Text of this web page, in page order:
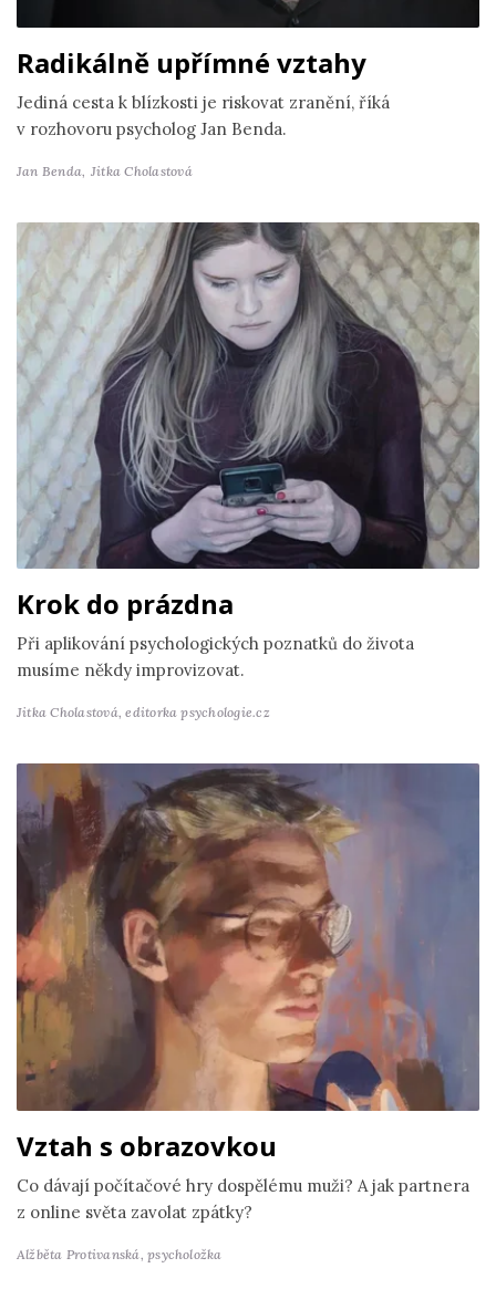
Radikálně upřímné vztahy
Jediná cesta k blízkosti je riskovat zranění, říká
v rozhovoru psycholog Jan Benda.
Jan Benda, Jitka Cholastová
Krok do prázdna
Při aplikování psychologických poznatků do života
musíme někdy improvizovat.
Jitka Cholastová,editorka psychologie.cz
Vztah s obrazovkou
Co dávají počítačové hry dospělému muži? A jak partnera
z online světa zavolat zpátky?
Alžběta Protivanská,psycholožka